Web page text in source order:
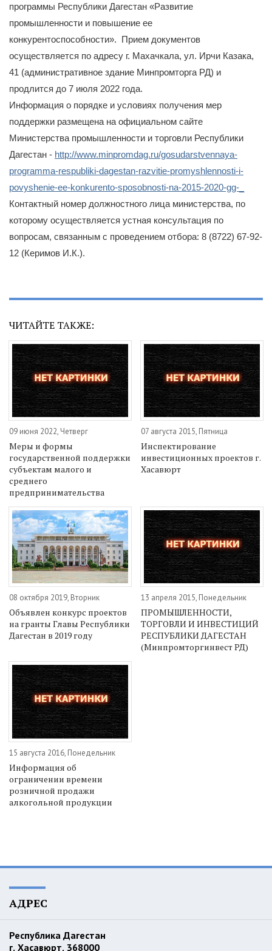
программы Республики Дагестан «Развитие
промышленности и повышение ее
конкурентоспособности». Прием документов
осуществляется по адресу г. Махачкала, ул. Ирчи Казака,
41 (административное здание Минпромторга РД) и
продлится до 7 июля 2022 года.
Информация о порядке и условиях получения мер
поддержки размещена на официальном сайте
Министерства промышленности и торговли Республики
Дагестан - http://www.minpromdag.ru/gosudarstvennaya-
programma-respubliki-dagestan-razvitie-promyshlennosti-i-
povyshenie-ee-konkurento-sposobnosti-na-2015-2020-gg-_
Контактный номер должностного лица министерства, по
которому осуществляется устная консультация по
вопросам, связанным с проведением отбора: 8 (8722) 67-92-
12 (Керимов И.К.).
ЧИТАЙТЕ ТАКЖЕ:
09 июня 2022, Четверг
Меры и формы
государственной поддержки
субъектам малого и
среднего
предпринимательства
07 августа 2015, Пятница
Инспектирование
инвестиционных проектов г.
Хасавюрт
08 октября 2019, Вторник
Объявлен конкурс проектов
на гранты Главы Республики
Дагестан в 2019 году
13 апреля 2015, Понедельник
ПРОМЫШЛЕННОСТИ,
ТОРГОВЛИ И ИНВЕСТИЦИЙ
РЕСПУБЛИКИ ДАГЕСТАН
(Минпромторгинвест РД)
15 августа 2016, Понедельник
Информация об
ограничении времени
розничной продажи
алкогольной продукции
АДРЕС
Республика Дагестан
г. Хасавюрт, 368000